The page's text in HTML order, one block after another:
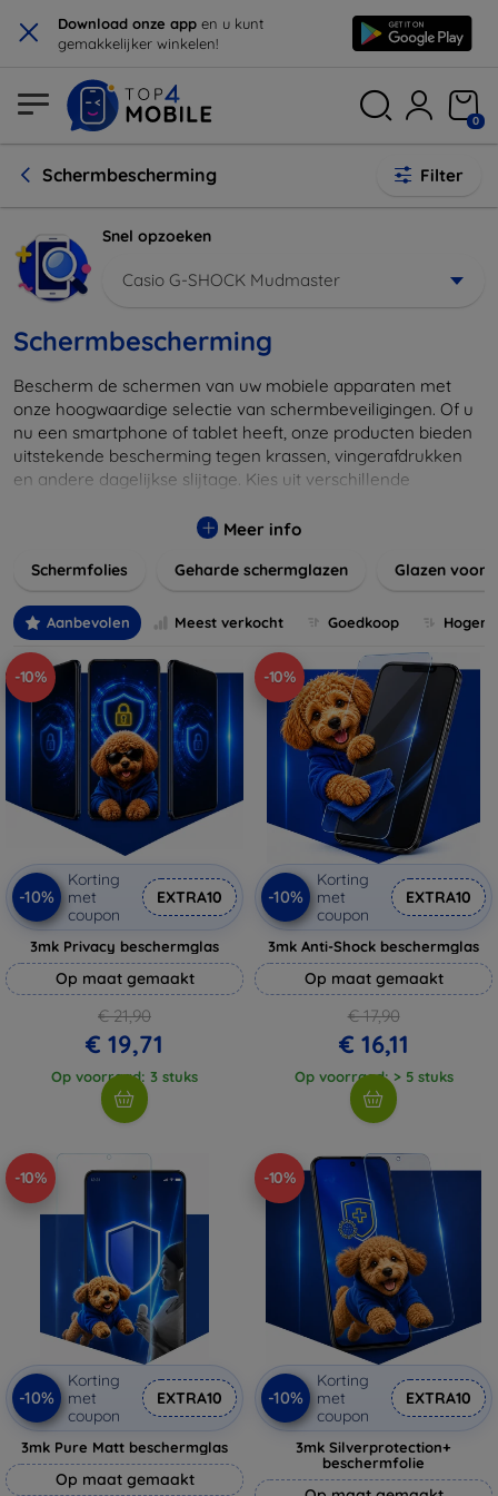
× Download onze app en u kunt
gemakkelijker winkelen!
0
Schermbescherming Filter
Snel opzoeken
Casio G-SHOCK Mudmaster
Schermbescherming
Bescherm de schermen van uw mobiele apparaten met
onze hoogwaardige selectie van schermbeveiligingen. Of u
nu een smartphone of tablet heeft, onze producten bieden
uitstekende bescherming tegen krassen, vingerafdrukken
en andere dagelijkse slijtage. Kies uit verschillende
passen bij uw apparaat en uw kijkervaring verbeteren
beïnvloeden. Verleng de levensduur van uw toestel en
duurzame en betaalbare schermbeschermers. Ontdek
vandaag nog onze brede collectie en vind de perfecte
bescherming voor uw apparaat!
Meer info
Schermfolies Geharde schermglazen Glazen voor
Aanbevolen Meest verkocht Goedkoop
-10%
-10%
Korting
met
coupon
EXTRA10
3mk Privacy beschermglas
Op maat gemaakt
€ 21,90
€ 19,71
Op voorraad: 3 stuks
-10%
-10%
Korting
met
coupon
EXTRA10
3mk Anti-Shock beschermglas
Op maat gemaakt
€ 17,90
€ 16,11
Op voorraad: > 5 stuks
-10%
-10%
Korting
met
coupon
EXTRA10
3mk Pure Matt beschermglas
Op maat gemaakt
-10%
-10%
Korting
met
coupon
EXTRA10
3mk Silverprotection+
beschermfolie